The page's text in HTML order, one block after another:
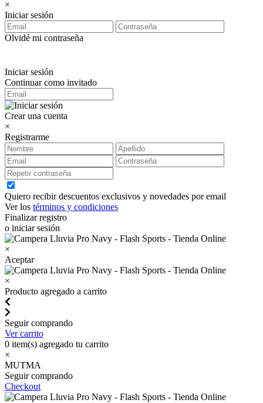
×
Iniciar sesión
Olvidé mi contraseña
Iniciar sesión
Continuar como invitado
Crear una cuenta
×
Registrarme
Quiero recibir descuentos exclusivos y novedades por email
Ver los términos y condiciones
Finalizar registro
o iniciar sesión
×
Aceptar
×
Producto agregado a carrito
Seguir comprando
Ver carrito
0 item(s) agregado tu carrito
×
MUTMA
Seguir comprando
Checkout